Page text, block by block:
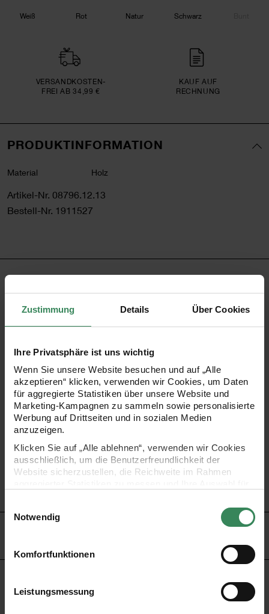
Zustimmung Details Über Cookies
Ihre Privatsphäre ist uns wichtig
Wenn Sie unsere Website besuchen und auf „Alle
akzeptieren“ klicken, verwenden wir Cookies, um Daten
für aggregierte Statistiken über unsere Website und
Marketing-Kampagnen zu sammeln sowie personalisierte
Werbung auf Drittseiten und in sozialen Medien
anzuzeigen.
Klicken Sie auf „Alle ablehnen“, verwenden wir Cookies
ausschließlich, um die Benutzerfreundlichkeit der
Website sicherzustellen, die Reichweite im Rahmen
Ihre Einwilligung ist freiwillig und kann jederzeit über den
Link „Cookie-Einstellungen“ im Fußbereich der Seite
verwendeten Technologien und den Empfängern der
Daten finden Sie in unserer Datenschutzerklärung.
Notwendig
Komfortfunktionen
Leistungsmessung
Weiß Rot Natur Schwarz
VERSAND­KOSTEN­
FREI AB 34,99 €
KAUF AUF
RECHNUNG
PRODUKTINFORMATION
Material Holz
Artikel-Nr. 08796.12.13
Bestell-Nr. 1911527
PRODUKTBESCHREIBUNG
Basteln mit Holzperlen macht Groß und Klein viel Spaß.
Dabei ist alles möglich - Ketten und Armbänder im Natur-
Look, kunterbunt oder selbst bemalt. Oder kombinieren Sie
verschiedene Größen und Formen.
einfach und schnell gebastelt: Holzketten mit Hutgummi
- ideal für Kindergeburtstage
verwendbar für weitere, kreative Bastelideen
verschiedene Farben zur Auswahl
Größe: 12 mm, 40 Stück
•Bohrung: ca. 2,5mm
KAUFEMPFEHLUNG